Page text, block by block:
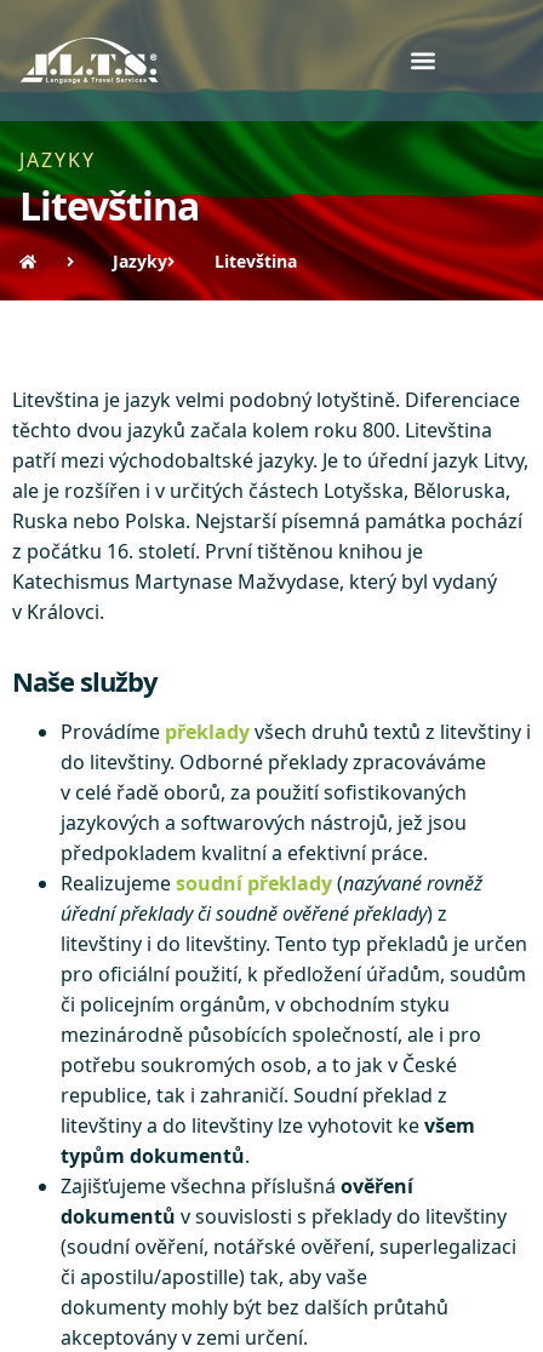
JAZYKY
Litevština
Jazyky Litevština
Litevština je jazyk velmi podobný lotyštině. Diferenciace
těchto dvou jazyků začala kolem roku 800. Litevština
patří mezi východobaltské jazyky. Je to úřední jazyk Litvy,
ale je rozšířen i v určitých částech Lotyšska, Běloruska,
Ruska nebo Polska. Nejstarší písemná památka pochází
z počátku 16. století. První tištěnou knihou je
Katechismus Martynase Mažvydase, který byl vydaný
v Královci.
Naše služby
Provádíme překladyvšech druhů textů z litevštiny i
do litevštiny. Odborné překlady zpracováváme
v celé řadě oborů, za použití sofistikovaných
jazykových a softwarových nástrojů, jež jsou
předpokladem kvalitní a efektivní práce.
Realizujemesoudní překlady(nazývané rovněž
úřední překlady či soudně ověřené překlady) z
litevštiny i do litevštiny. Tento typ překladů je určen
pro oficiální použití, k předložení úřadům, soudům
či policejním orgánům, v obchodním styku
mezinárodně působících společností, ale i pro
potřebu soukromých osob, a to jak v České
republice, tak i zahraničí. Soudní překlad z
litevštiny a do litevštiny lze vyhotovit kevšem
typům dokumentů.
Zajišťujeme všechna příslušná ověření
dokumentů v souvislosti s překlady do litevštiny
(soudní ověření, notářské ověření, superlegalizaci
či apostilu/apostille) tak, aby vaše
dokumenty mohly být bez dalších průtahů
akceptovány v zemi určení.